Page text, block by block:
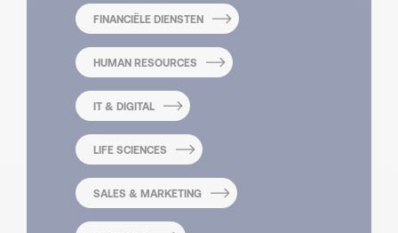
FINANCIËLE DIENSTEN
HUMAN RESOURCES
IT & DIGITAL
LIFE SCIENCES
SALES & MARKETING